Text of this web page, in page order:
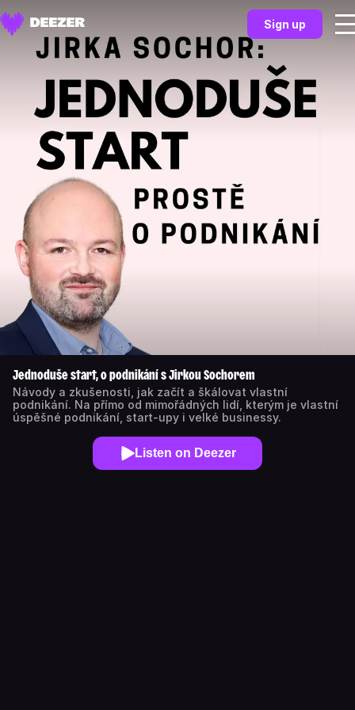
Sign up
Jednoduše start, o podnikání s Jirkou Sochorem
Návody a zkušenosti, jak začít a škálovat vlastní
podnikání. Na přímo od mimořádných lidí, kterým je vlastní
úspěšné podnikání, start-upy i velké businessy.
Listen on Deezer